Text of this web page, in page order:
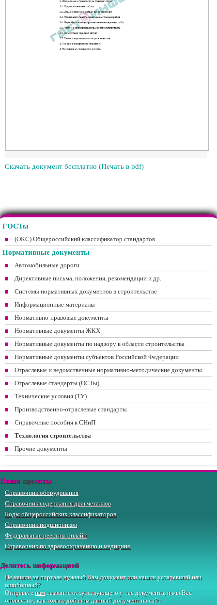
Скачать документ бесплатно (Печать в pdf)
ГОСТы
(ОКС) Общероссийский классификатор стандартов
Нормативные документы
Автомобильные дороги
Директивные письма, положения, рекомендации и др.
Системы нормативных документов в строительстве
Информационные материалы
Нормативно-правовые документы
Нормативные документы ЖКХ
Нормативные документы по надзору в области строительства
Нормативные документы субъектов Российской Федерации
Отраслевые и ведомственные нормативно-методические документы
Отраслевые стандарты (ОСТы)
Технические условия (ТУ)
Производственно-отраслевые стандарты
Справочные пособия к СНиП
Технология строительства
Прочие документы
Наши проекты
Справочник оборудования
Справочник содержания драгметаллов
Коды общероссийских классификаторов
Справочник подшипников
Федеральные реестры онлайн
Справочник по здравоохранению и медицине
Делитесь информацией
Не нашли на портале нужный Вам документ или нашли устаревший или
ошибочный?
Отправьтенамназвание отсутствующего у нас документа, и мы Вас
оповестим, как только добавим данный документ на сайт.